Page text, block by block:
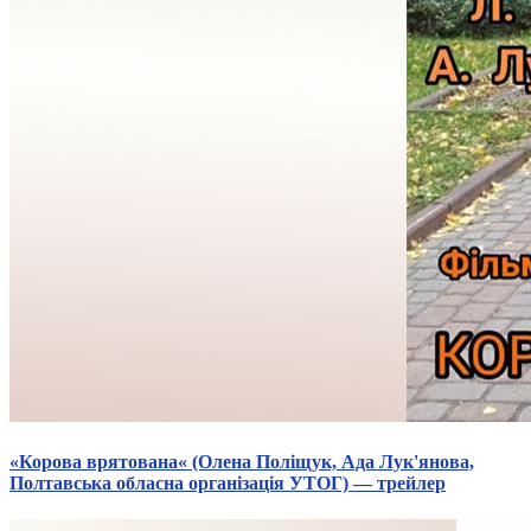
«Корова врятована« (Олена Поліщук, Ада Лук'янова,
Полтавська обласна організація УТОГ) — трейлер